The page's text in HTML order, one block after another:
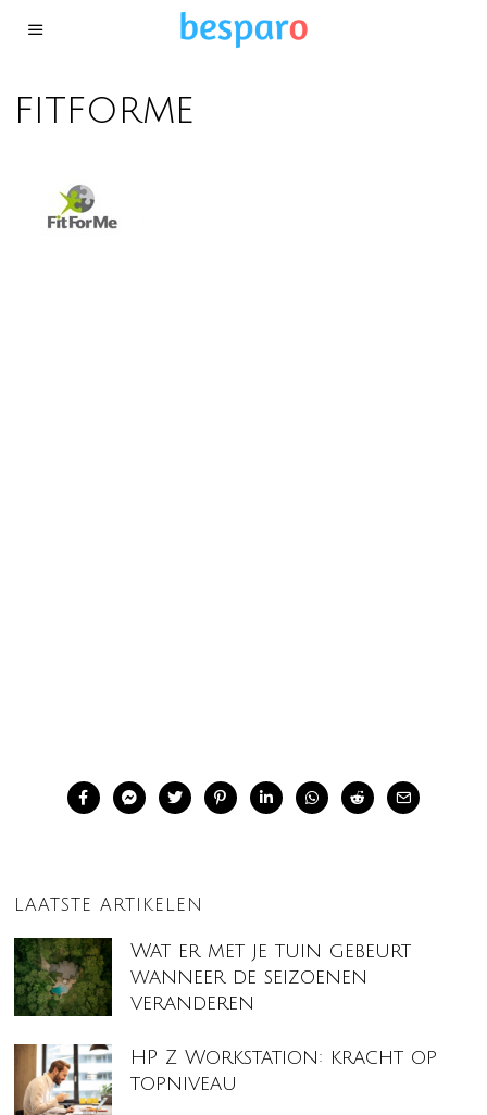
fitforme
LAATSTE ARTIKELEN
Wat er met je tuin gebeurt
wanneer de seizoenen
veranderen
HP Z Workstation: kracht op
topniveau